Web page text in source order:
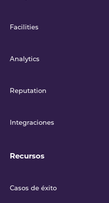
Facilities
Analytics
Reputation
Integraciones
Recursos
Casos de éxito